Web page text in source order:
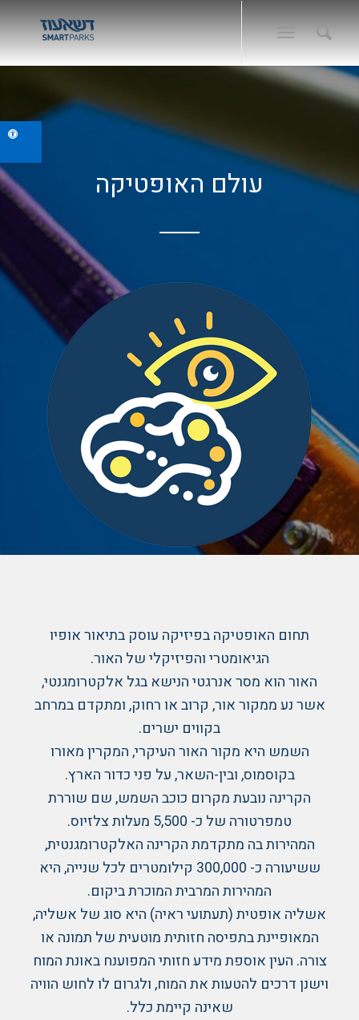
עולם האופטיקה
תחום האופטיקה בפיזיקה עוסק בתיאור אופיו
הגיאומטרי והפיזיקלי של האור.
האור הוא מסר אנרגטי הנישא בגל אלקטרומגנטי,
אשר נע ממקור אור, קרוב או רחוק, ומתקדם במרחב
בקווים ישרים.
השמש היא מקור האור העיקרי, המקרין מאורו
בקוסמוס, ובין-השאר, על פני כדור הארץ.
הקרינה נובעת מקרום כוכב השמש, שם שוררת
טמפרטורה של כ- 5,500 מעלות צלזיוס.
המהירות בה מתקדמת הקרינה האלקטרומגנטית,
ששיעורה כ- 300,000 קילומטרים לכל שנייה, היא
המהירות המרבית המוכרת ביקום.
אשליה אופטית (תעתועי ראיה) היא סוג של אשליה,
המאופיינת בתפיסה חזותית מוטעית של תמונה או
צורה. העין אוספת מידע חזותי המפוענח באונת המוח
וישנן דרכים להטעות את המוח, ולגרום לו לחוש הוויה
שאינה קיימת כלל.